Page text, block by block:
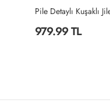
Düğmeli Kot Jile -
1,499.99 TL